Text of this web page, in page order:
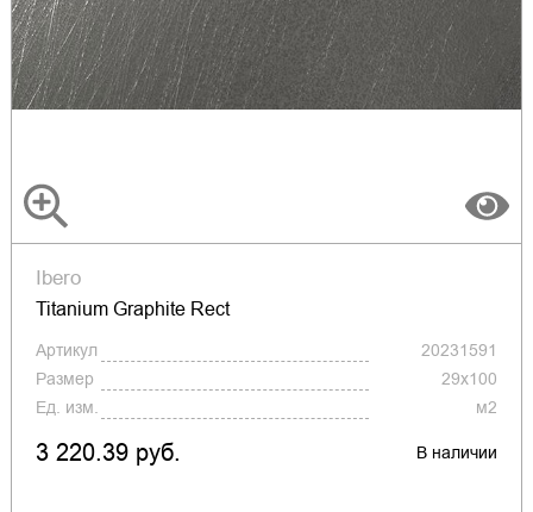
Ibero
Titanium Graphite Rect
Артикул
20231591
Размер
29x100
Ед. изм.
м2
3 220.39 руб. В наличии